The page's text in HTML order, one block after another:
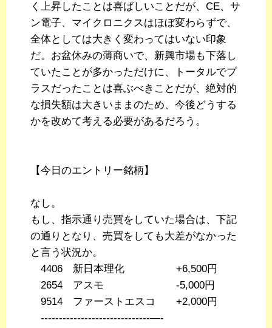
く上昇したことは喜ばしいことだが、CE、サ
ン電子、マイクロニクスはほぼ変わらずで、
全体としては大きく変わってはいない印象
だ。お盆休みの薄商いで、新興市場も下落し
ていたことが多かっただけに、トータルでプ
ラスだったことは喜ぶべきことだが、絶対的
な損失額は大きいままのため、今後どうする
かを改めて考える必要があるだろう。
【今日のエントリー銘柄】
なし。
もし、指示通り売買をしていた場合は、下記
の通りとなり、売買をしても大差がなかった
と言う状況か。
4406 新日本理化 +6,500円
2654 アスモ -5,000円
9514 ファーストエスコ +2,000円
------------------------------—-